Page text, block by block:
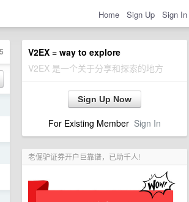
Home Sign Up Sign In
V2EX = way to explore
V2EX 是一个关于分享和探索的地方
Sign Up Now
For Existing Member Sign In
老倔驴证券开户巨靠谱，已助千人!